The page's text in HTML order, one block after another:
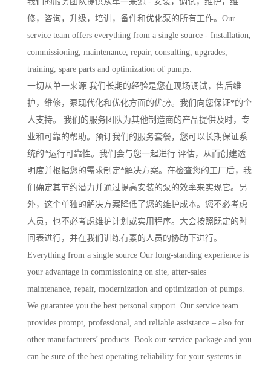
修，咨询，升级，培训，备件和优化泵的所有工作。Our
service team offers everything from a single source - Installation,
commissioning, maintenance, repair, consulting, upgrades,
training, spare parts and optimization of pumps.
一切从单一来源 我们长期的经验是您在现场调试，售后维
护，维修，泵现代化和优化方面的优势。我们向您保证*的个
人支持。 我们的服务团队为其他制造商的产品提供及时，专
业和可靠的帮助。预订我们的服务套餐，您可以长期保证系
统的*运行可靠性。我们会与您一起进行 评估，从而创建透
明度并根据您的需求制定*解决方案。在检查您的工厂后，我
们确定其节约潜力并通过提高安装的泵的效率来实现它。另
外，这个单独的解决方案降低了您的维护成本。您不必考虑
人员，也不必考虑维护计划或实用程序。大会按照既定的时
间表进行，并在我们训练有素的人员的协助下进行。
Everything from a single source Our long-standing experience is
your advantage in commissioning on site, after-sales
maintenance, repair, modernization and optimization of pumps.
We guarantee you the best personal support. Our service team
provides prompt, professional, and reliable assistance – also for
other manufacturers’ products. Book our service package and you
can be sure of the best operating reliability for your systems in